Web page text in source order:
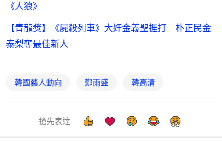
《人狼》
【青龍獎】《屍殺列車》大奸金義聖捱打 朴正民金
泰梨奪最佳新人
韓國藝人動向 鄭雨盛 韓高清
搶先表達